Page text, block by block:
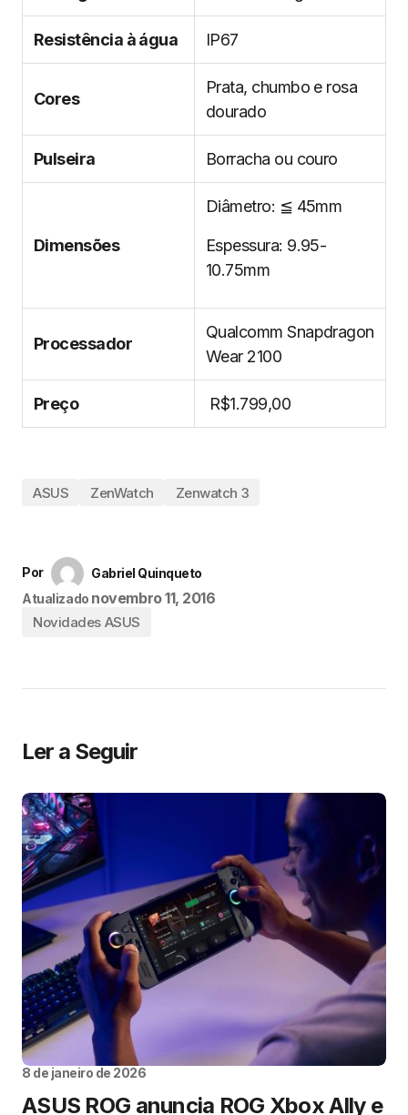
Resistência à água IP67
Cores
Prata, chumbo e rosa
dourado
Pulseira Borracha ou couro
Dimensões
Diâmetro: ≦ 45mm
Espessura: 9.95-
10.75mm
Processador
Qualcomm Snapdragon
Wear 2100
Preço R$1.799,00
ASUS ZenWatch Zenwatch 3
Por
Gabriel Quinqueto
Atualizado novembro 11, 2016
Novidades ASUS
Ler a Seguir
8 de janeiro de 2026
ASUS ROG anuncia ROG Xbox Ally e